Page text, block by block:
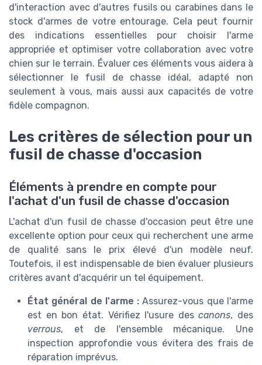
d'interaction avec d'autres fusils ou carabines dans le
stock d'armes de votre entourage. Cela peut fournir
des indications essentielles pour choisir l'arme
appropriée et optimiser votre collaboration avec votre
chien sur le terrain. Évaluer ces éléments vous aidera à
sélectionner le fusil de chasse idéal, adapté non
seulement à vous, mais aussi aux capacités de votre
fidèle compagnon.
Les critères de sélection pour un
fusil de chasse d'occasion
Éléments à prendre en compte pour
l'achat d'un fusil de chasse d'occasion
L'achat d'un fusil de chasse d'occasion peut être une
excellente option pour ceux qui recherchent une arme
de qualité sans le prix élevé d'un modèle neuf.
Toutefois, il est indispensable de bien évaluer plusieurs
critères avant d'acquérir un tel équipement.
État général de l'arme : Assurez-vous que l'arme
est en bon état. Vérifiez l'usure descanons, des
verrous, et de l'ensemble mécanique. Une
inspection approfondie vous évitera des frais de
réparation imprévus.